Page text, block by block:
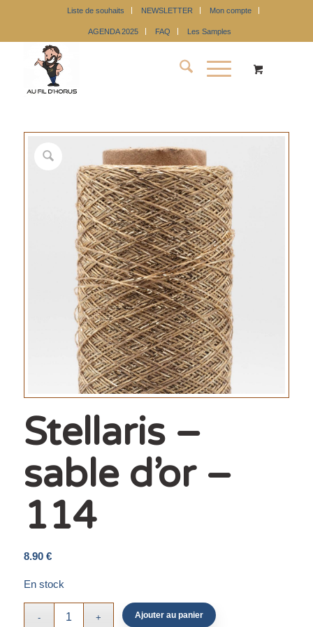
Liste de souhaits NEWSLETTER Mon compte
AGENDA 2025 FAQ Les Samples
Stellaris –
sable d’or –
114
8.90 €
En stock
Ajouter au panier